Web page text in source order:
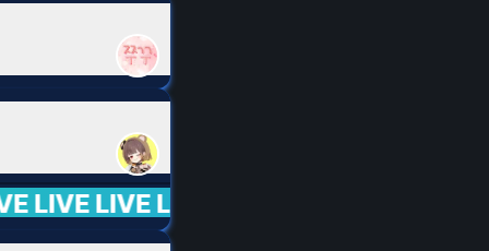
LIVE LIVE LIVE LIVE LIVE